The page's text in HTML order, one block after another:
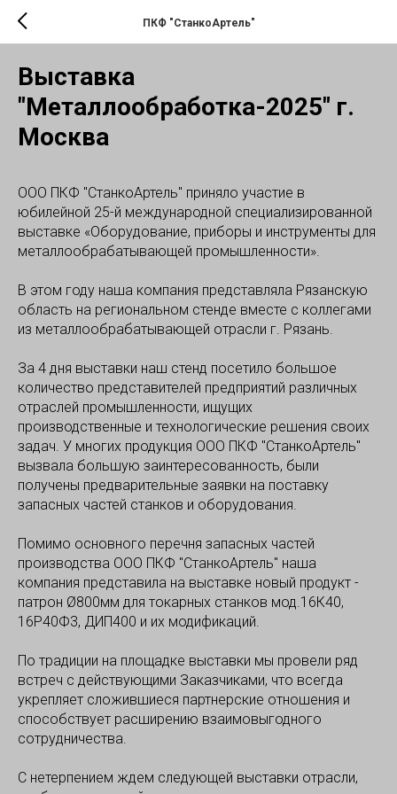
ПКФ "СтанкоАртель"
Выставка
"Металлообработка-2025" г.
Москва
ООО ПКФ "СтанкоАртель" приняло участие в
юбилейной 25-й международной специализированной
выставке «Оборудование, приборы и инструменты для
металлообрабатывающей промышленности».
В этом году наша компания представляла Рязанскую
область на региональном стенде вместе с коллегами
из металлообрабатывающей отрасли г. Рязань.
За 4 дня выставки наш стенд посетило большое
количество представителей предприятий различных
отраслей промышленности, ищущих
производственные и технологические решения своих
задач. У многих продукция ООО ПКФ "СтанкоАртель"
вызвала большую заинтересованность, были
получены предварительные заявки на поставку
запасных частей станков и оборудования.
Помимо основного перечня запасных частей
производства ООО ПКФ "СтанкоАртель" наша
компания представила на выставке новый продукт -
патрон Ø800мм для токарных станков мод.16К40,
16Р40Ф3, ДИП400 и их модификаций.
По традиции на площадке выставки мы провели ряд
встреч с действующими Заказчиками, что всегда
укрепляет сложившиеся партнерские отношения и
способствует расширению взаимовыгодного
сотрудничества.
С нетерпением ждем следующей выставки отрасли,